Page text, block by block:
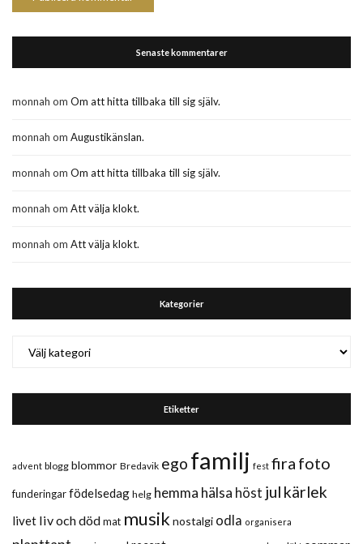
Senaste kommentarer
monnah om Om att hitta tillbaka till sig själv.
monnah om Augustikänslan.
monnah om Om att hitta tillbaka till sig själv.
monnah om Att välja klokt.
monnah om Att välja klokt.
Kategorier
Etiketter
advent blogg blommor Bredavik ego familj fest fira foto
funderingarfödelsedag helg hemma hälsa höst jul kärlek
livet liv och dödmat musik nostalgi odla organisera